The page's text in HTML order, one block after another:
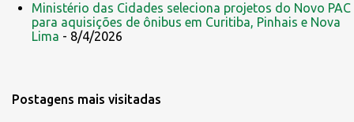
Ministério das Cidades seleciona projetos do Novo PAC
para aquisições de ônibus em Curitiba, Pinhais e Nova
Lima - 8/4/2026
Postagens mais visitadas